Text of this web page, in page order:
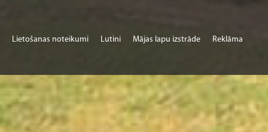
Lietošanas noteikumi Lutini Mājas lapu izstrāde Reklāma